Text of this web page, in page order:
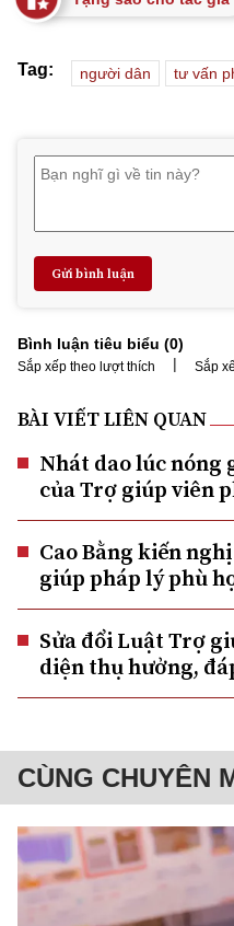
Tag: người dân tư vấn
Gửi bình luận
Bình luận tiêu biểu (0)
Sắp xếp theo lượt thích | Sắp
BÀI VIẾT LIÊN QUAN
Nhát dao lúc nóng
của Trợ giúp viên
Cao Bằng kiến
giúp pháp lý phù
Sửa đổi Luật Trợ
diện thụ hưởng,
CÙNG CHUYÊN